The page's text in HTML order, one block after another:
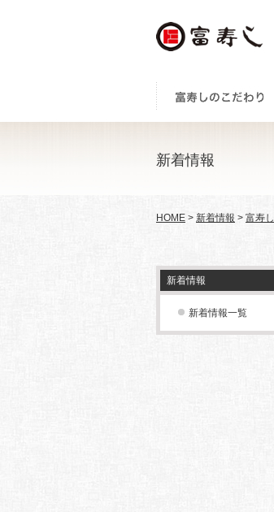
新着情報
HOME > 新着情報 > 富寿し
新着情報
新着情報一覧